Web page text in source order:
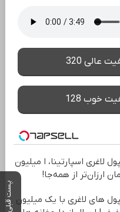
پست قبلی
عالی 320
خوب 128
لاغری اسپارتینا، ا میلیون
ارزان‌تر از همه‌جا!
های لاغری با یک میلیون